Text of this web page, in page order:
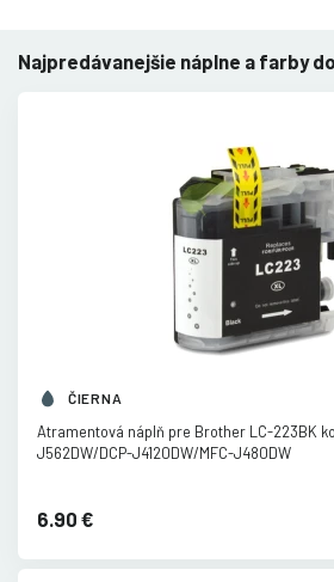
Najpredávanejšie náplne a farby
ČIERNA
Atramentová náplň pre Brother LC-223BK
J562DW/DCP-J4120DW/MFC-J480DW
6.90 €